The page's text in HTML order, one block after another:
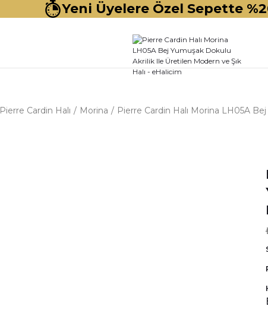
Yeni Üyelere Özel Sepette
Pierre Cardin Halı Morina Pierre Cardin Halı Morina LH05A